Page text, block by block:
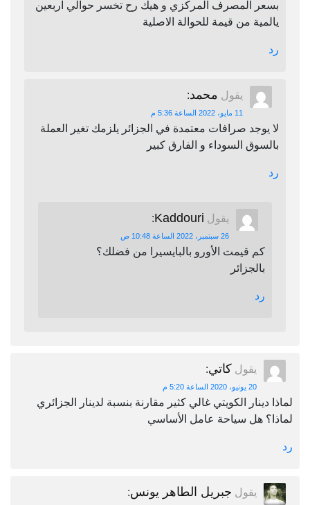
بسعر المصرف المركزي و هيك رح تخسر حوالي اربعين
يالمية من قيمة للحوالة الاصلية
رد
يقول محمد:
11 مايو، 2022 الساعة 5:36 م
لا يوجد صرافات معتمدة في الجزائر يلزمك تغير العملة
بالسوق السوداء و الفارق كبير
رد
يقول Kaddouri
:
26 سبتمبر، 2022 الساعة 10:48 ص
كم قيمت الأورو بالبايسيرا من فضلك؟
بالجزائر
رد
يقول كاتي:
20 يونيو، 2020 الساعة 5:20 م
لماذا دينار الكويتي غالي كثير مقارنة بنسبة لدينار الجزائري
لماذا؟ هل سياحة عامل الأساسي
رد
يقول جبريل الطاهر يونس: